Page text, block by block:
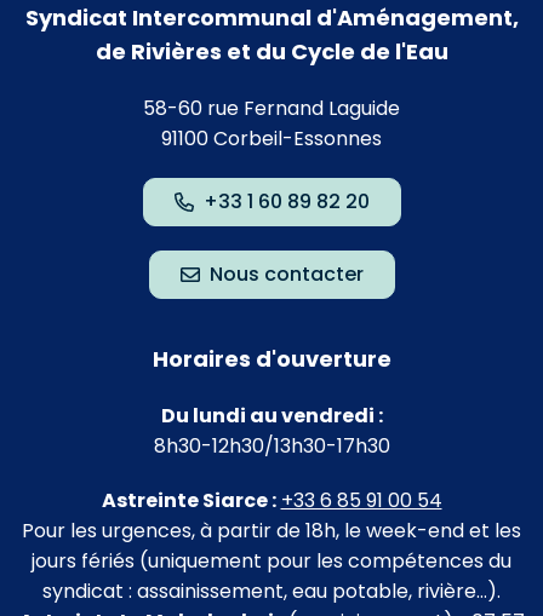
Syndicat Intercommunal d'Aménagement,
de Rivières et du Cycle de l'Eau
58-60 rue Fernand Laguide
91100 Corbeil-Essonnes
+33 1 60 89 82 20
Nous contacter
Horaires d'ouverture
Du lundi au vendredi :
8h30-12h30/13h30-17h30
Astreinte Siarce : +33 6 85 91 00 54
Pour les urgences, à partir de 18h, le week-end et les
jours fériés (uniquement pour les compétences du
syndicat : assainissement, eau potable, rivière…).